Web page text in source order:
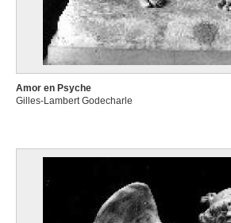
Amor en Psyche
Gilles-Lambert Godecharle